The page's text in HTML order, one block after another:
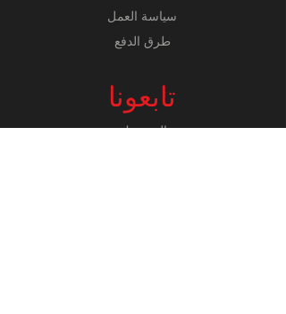
سياسة العمل
طرق الدفع
تابعونا
الفيسبوك